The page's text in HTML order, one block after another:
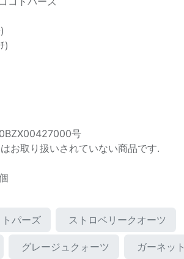
)
号
お取り扱いされていない商品です.
パーズ ストロベリークオーツ
グレージュクォーツ ガーネット